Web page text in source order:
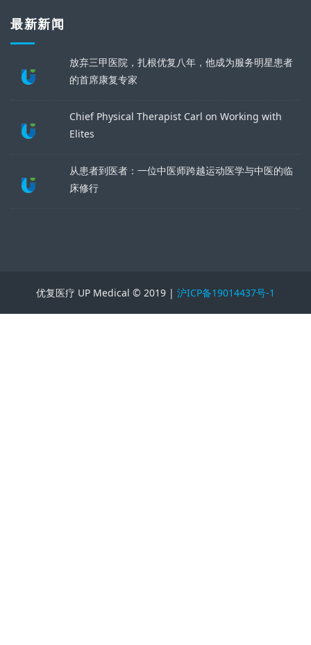
最新新闻
放弃三甲医院，扎根优复八年，他成为服务明星患者
的首席康复专家
Chief Physical Therapist Carl on Working with
Elites
从患者到医者：一位中医师跨越运动医学与中医的临
床修行
优复医疗 UP Medical © 2019 | 沪ICP备19014437号-1